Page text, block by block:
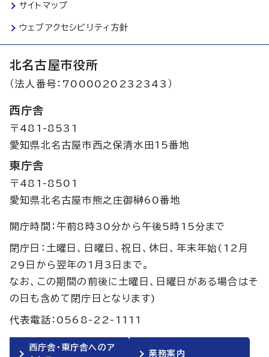
サイトマップ
ウェブアクセシビリティ方針
北名古屋市役所
（法人番号：7000020232343）
西庁舎
〒481-8531
愛知県北名古屋市西之保清水田15番地
東庁舎
〒481-8501
愛知県北名古屋市熊之庄御榊60番地
開庁時間：午前8時30分から午後5時15分まで
閉庁日：土曜日、日曜日、祝日、休日、年末年始(12月
29日から翌年の1月3日まで。
なお、この期間の前後に土曜日、日曜日がある場合はそ
の日も含めて閉庁日となります)
代表電話：0568-22-1111
西庁舎・東庁舎へのア
業務案内